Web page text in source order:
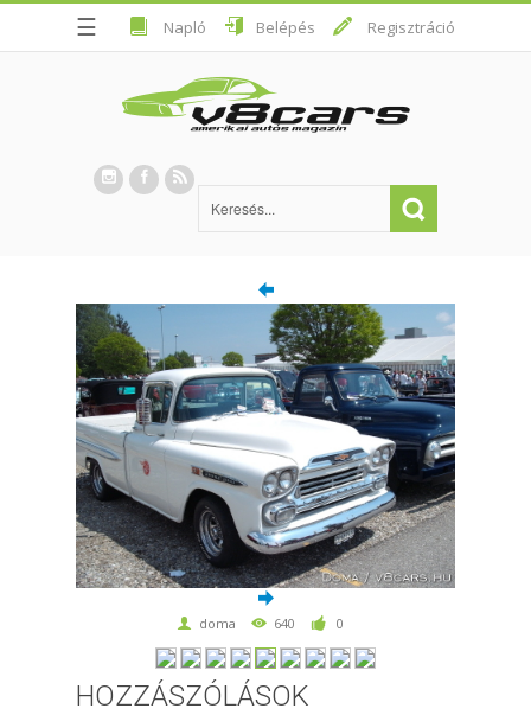
☰ Napló Belépés Regisztráció
doma 640 0
HOZZÁSZÓLÁSOK